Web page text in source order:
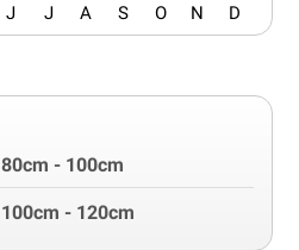
J J A S O N D
80cm - 100cm
100cm - 120cm